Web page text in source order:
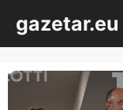
conținut
gazetar.eu